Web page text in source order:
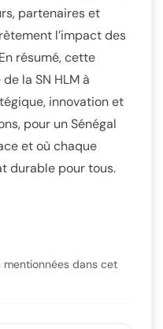
partenaires et
l’impact des
résumé, cette
la SN HLM à
innovation et
pour un Sénégal
et où chaque
durable pour tous.
mentionnées dans cet